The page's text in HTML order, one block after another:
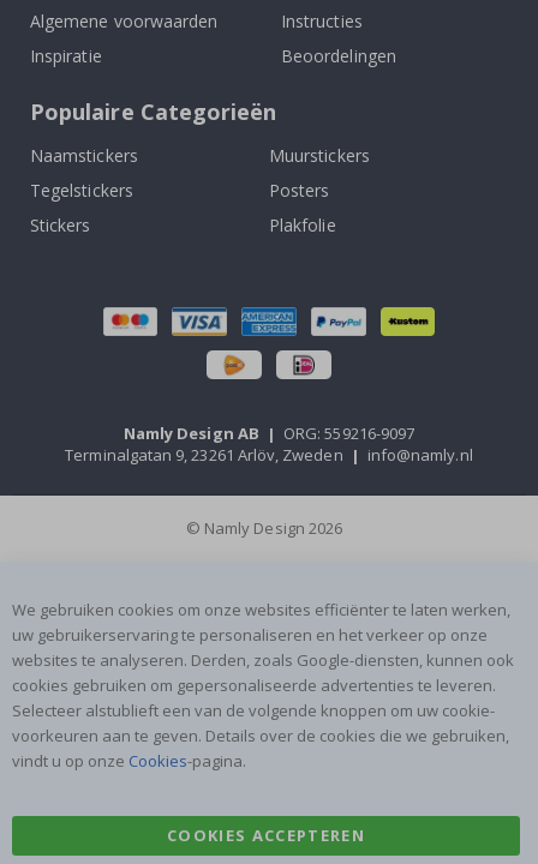
Algemene voorwaarden
Inspiratie
Instructies
Beoordelingen
Populaire Categorieën
Naamstickers
Muurstickers
Tegelstickers
Posters
Stickers
Plakfolie
Namly Design AB | ORG: 559216-9097
Terminalgatan 9, 23261 Arlöv, Zweden | info@namly.nl
© Namly Design 2026
We gebruiken cookies om onze websites efficiënter te laten werken,
uw gebruikerservaring te personaliseren en het verkeer op onze
websites te analyseren. Derden, zoals Google-diensten, kunnen ook
cookies gebruiken om gepersonaliseerde advertenties te leveren.
Selecteer alstublieft een van de volgende knoppen om uw cookie-
voorkeuren aan te geven. Details over de cookies die we gebruiken,
vindt u op onze Cookies-pagina.
COOKIES ACCEPTEREN